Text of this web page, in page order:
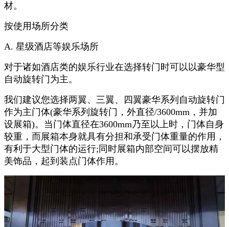
材。
按使用场所分类
A. 星级酒店等娱乐场所
对于诸如酒店类的娱乐行业在选择转门时可以以豪华型
自动旋转门为主。
我们建议您选择两翼、三翼、四翼豪华系列自动旋转门
作为主门体(豪华系列旋转门，外直径/3600mm，并加
设展箱)。当门体直径在3600mm乃至以上时，门体自身
较重，而展箱本身就具有分担和承受门体重量的作用，
有利于大型门体的运行;同时展箱内部空间可以摆放精
美饰品，起到装点门体作用。